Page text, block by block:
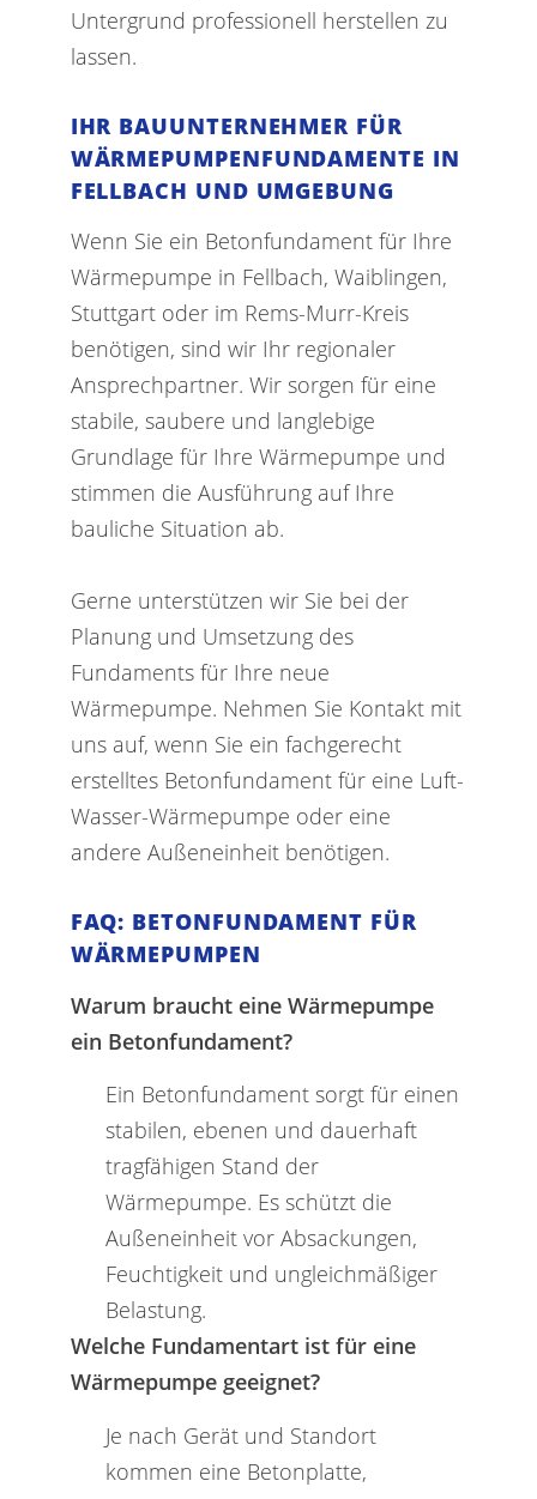
Untergrund professionell herstellen zu
lassen.
IHR BAUUNTERNEHMER FÜR
WÄRMEPUMPENFUNDAMENTE IN
FELLBACH UND UMGEBUNG
Wenn Sie ein Betonfundament für Ihre
Wärmepumpe in Fellbach, Waiblingen,
Stuttgart oder im Rems-Murr-Kreis
benötigen, sind wir Ihr regionaler
Ansprechpartner. Wir sorgen für eine
stabile, saubere und langlebige
Grundlage für Ihre Wärmepumpe und
stimmen die Ausführung auf Ihre
bauliche Situation ab.
Gerne unterstützen wir Sie bei der
Planung und Umsetzung des
Fundaments für Ihre neue
Wärmepumpe. Nehmen Sie Kontakt mit
uns auf, wenn Sie ein fachgerecht
erstelltes Betonfundament für eine Luft-
Wasser-Wärmepumpe oder eine
andere Außeneinheit benötigen.
FAQ: BETONFUNDAMENT FÜR
WÄRMEPUMPEN
Warum braucht eine Wärmepumpe
ein Betonfundament?
Ein Betonfundament sorgt für einen
stabilen, ebenen und dauerhaft
tragfähigen Stand der
Wärmepumpe. Es schützt die
Außeneinheit vor Absackungen,
Feuchtigkeit und ungleichmäßiger
Belastung.
Welche Fundamentart ist für eine
Wärmepumpe geeignet?
Je nach Gerät und Standort
kommen eine Betonplatte,